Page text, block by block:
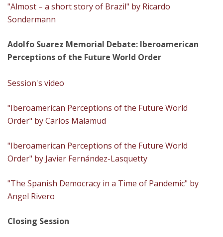
"Almost – a short story of Brazil" by Ricardo
Sondermann
Adolfo Suarez Memorial Debate: Iberoamerican
Perceptions of the Future World Order
Session's video
"Iberoamerican Perceptions of the Future World
Order" by Carlos Malamud
"Iberoamerican Perceptions of the Future World
Order" by Javier Fernández-Lasquetty
"The Spanish Democracy in a Time of Pandemic" by
Angel Rivero
Closing Session